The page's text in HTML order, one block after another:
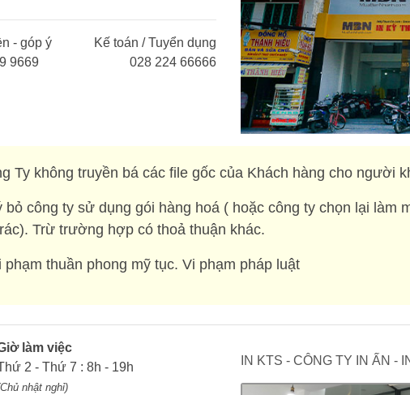
- góp ý
9669
Kế toán / Tuyển dụng
028 224 66666
Ty không truyền bá các file gốc của Khách hàng cho người
công ty sử dụng gói hàng hoá ( hoặc công ty chọn lại làm
Trừ trường hợp có thoả thuận khác.
thuần phong mỹ tục. Vi phạm pháp luật
làm việc
2 - Thứ 7 : 8h - 19h
nhật nghỉ)
IN KTS - CÔNG TY IN ẤN -